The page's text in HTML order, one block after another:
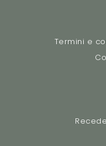
Termini e